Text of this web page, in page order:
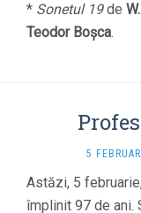
* Sonetul 19de
Teodor Boșca.
5
Astăzi, 5
împlinit 97 de ani.